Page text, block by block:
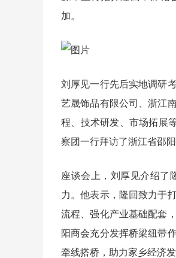
加。
刘厚见一行先后实地调研
艺晟饰品有限公司、浙江
程、技术研发、市场拓展
察团一行拜访了浙江省邵
座谈会上，刘厚见介绍了
力。他表示，隆回致力于
流程、强化产业基础配套
阳商会充分发挥桥梁纽带
牵线搭桥，助力家乡经济发